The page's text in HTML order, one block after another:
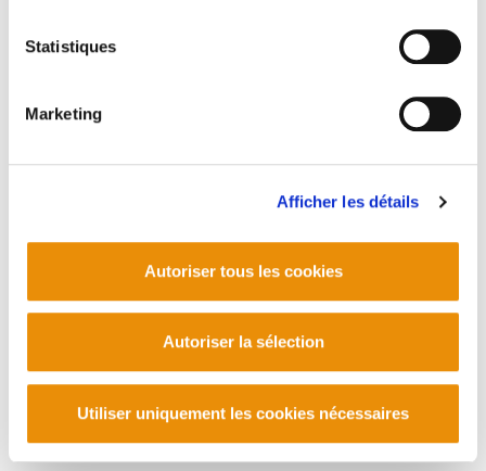
Statistiques
Marketing
Afficher les détails
Autoriser tous les cookies
Autoriser la sélection
Utiliser uniquement les cookies nécessaires